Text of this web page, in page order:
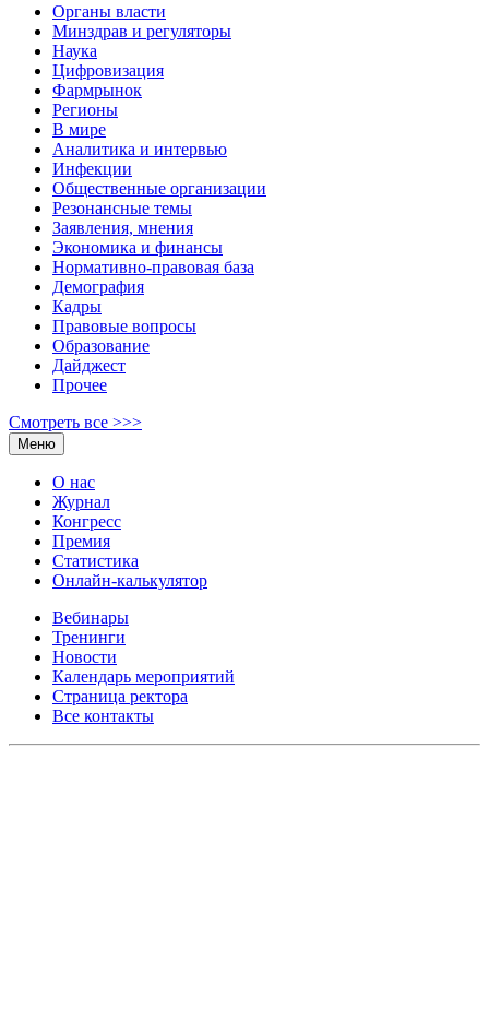
Органы власти
Минздрав и регуляторы
Наука
Цифровизация
Фармрынок
Регионы
В мире
Аналитика и интервью
Инфекции
Общественные организации
Резонансные темы
Заявления, мнения
Экономика и финансы
Нормативно-правовая база
Демография
Кадры
Правовые вопросы
Образование
Дайджест
Прочее
Смотреть все >>>
Меню
О нас
Журнал
Конгресс
Премия
Статистика
Онлайн-калькулятор
Вебинары
Тренинги
Новости
Календарь мероприятий
Страница ректора
Все контакты